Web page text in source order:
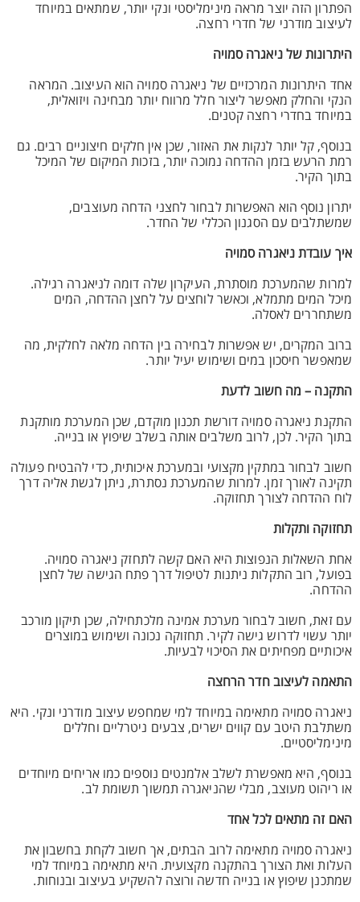
הפתרון הזה יוצר מראה מינימליסטי ונקי יותר, שמתאים במיוחד
לעיצוב מודרני של חדרי רחצה.
היתרונות של ניאגרה סמויה
אחד היתרונות המרכזיים של ניאגרה סמויה הוא העיצוב. המראה
הנקי והחלק מאפשר ליצור חלל מרווח יותר מבחינה ויזואלית,
במיוחד בחדרי רחצה קטנים.
בנוסף, קל יותר לנקות את האזור, שכן אין חלקים חיצוניים רבים. גם
רמת הרעש בזמן ההדחה נמוכה יותר, בזכות המיקום של המיכל
בתוך הקיר.
יתרון נוסף הוא האפשרות לבחור לחצני הדחה מעוצבים,
שמשתלבים עם הסגנון הכללי של החדר.
איך עובדת ניאגרה סמויה
למרות שהמערכת מוסתרת, העיקרון שלה דומה לניאגרה רגילה.
מיכל המים מתמלא, וכאשר לוחצים על לחצן ההדחה, המים
משתחררים לאסלה.
ברוב המקרים, יש אפשרות לבחירה בין הדחה מלאה לחלקית, מה
שמאפשר חיסכון במים ושימוש יעיל יותר.
התקנה – מה חשוב לדעת
התקנת ניאגרה סמויה דורשת תכנון מוקדם, שכן המערכת מותקנת
בתוך הקיר. לכן, לרוב משלבים אותה בשלב שיפוץ או בנייה.
חשוב לבחור במתקין מקצועי ובמערכת איכותית, כדי להבטיח פעולה
תקינה לאורך זמן. למרות שהמערכת נסתרת, ניתן לגשת אליה דרך
לוח ההדחה לצורך תחזוקה.
תחזוקה ותקלות
אחת השאלות הנפוצות היא האם קשה לתחזק ניאגרה סמויה.
בפועל, רוב התקלות ניתנות לטיפול דרך פתח הגישה של לחצן
ההדחה.
עם זאת, חשוב לבחור מערכת אמינה מלכתחילה, שכן תיקון מורכב
יותר עשוי לדרוש גישה לקיר. תחזוקה נכונה ושימוש במוצרים
איכותיים מפחיתים את הסיכוי לבעיות.
התאמה לעיצוב חדר הרחצה
ניאגרה סמויה מתאימה במיוחד למי שמחפש עיצוב מודרני ונקי. היא
משתלבת היטב עם קווים ישרים, צבעים ניטרליים וחללים
מינימליסטיים.
בנוסף, היא מאפשרת לשלב אלמנטים נוספים כמו אריחים מיוחדים
או ריהוט מעוצב, מבלי שהניאגרה תמשוך תשומת לב.
האם זה מתאים לכל אחד
ניאגרה סמויה מתאימה לרוב הבתים, אך חשוב לקחת בחשבון את
העלות ואת הצורך בהתקנה מקצועית. היא מתאימה במיוחד למי
שמתכנן שיפוץ או בנייה חדשה ורוצה להשקיע בעיצוב ובנוחות.